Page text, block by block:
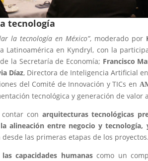
tecnología
la tecnología en México”, moderado por
Latinoamérica en Kyndryl, con la
la Secretaría de Economía; Francisco
Díaz, Directora de Inteligencia Artificial
del Comité de Innovación y TICs en
tecnológica y generación de valor
con arquitecturas tecnológicas
alineación entre negocio y tecnología,
las primeras etapas de los proyectos.
capacidades humanascomo un